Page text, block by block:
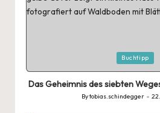
in
Buchtipp
Das Geheimnis des siebten
Posted
Bytobias.schindegger